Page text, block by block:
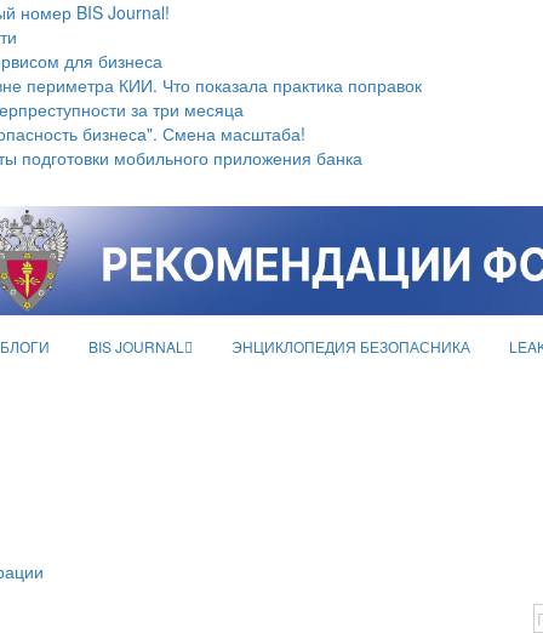
номер BIS Journal!
для бизнеса
периметра КИИ. Что показала практика поправок
за три месяца
бизнеса". Смена масштаба!
подготовки мобильного приложения банка
БЛОГИ BIS JOURNAL ЭНЦИКЛОПЕДИЯ БЕЗОПАСНИКА